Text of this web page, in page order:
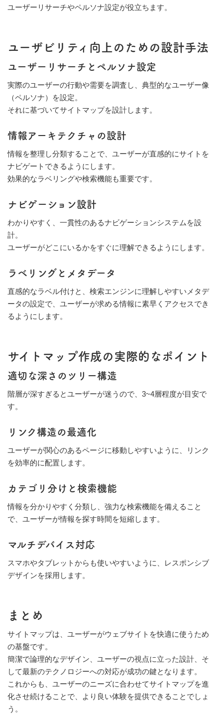
ユーザーリサーチやペルソナ設定が役立ちます。
ユーザビリティ向上のための設計手法
ユーザーリサーチとペルソナ設定
実際のユーザーの行動や需要を調査し、典型的なユーザー像
（ペルソナ）を設定。
それに基づいてサイトマップを設計します。
情報アーキテクチャの設計
情報を整理し分類することで、ユーザーが直感的にサイトを
ナビゲートできるようにします。
効果的なラベリングや検索機能も重要です。
ナビゲーション設計
わかりやすく、一貫性のあるナビゲーションシステムを設
計。
ユーザーがどこにいるかをすぐに理解できるようにします。
ラベリングとメタデータ
直感的なラベル付けと、検索エンジンに理解しやすいメタデ
ータの設定で、ユーザーが求める情報に素早くアクセスでき
るようにします。
サイトマップ作成の実際的なポイント
適切な深さのツリー構造
階層が深すぎるとユーザーが迷うので、3~4層程度が目安で
す。
リンク構造の最適化
ユーザーが関心のあるページに移動しやすいように、リンク
を効率的に配置します。
カテゴリ分けと検索機能
情報を分かりやすく分類し、強力な検索機能を備えること
で、ユーザーが情報を探す時間を短縮します。
マルチデバイス対応
スマホやタブレットからも使いやすいように、レスポンシブ
デザインを採用します。
まとめ
サイトマップは、ユーザーがウェブサイトを快適に使うため
の基盤です。
簡潔で論理的なデザイン、ユーザーの視点に立った設計、そ
して最新のテクノロジーへの対応が成功の鍵となります。
これからも、ユーザーのニーズに合わせてサイトマップを進
化させ続けることで、より良い体験を提供できることでしょ
う。